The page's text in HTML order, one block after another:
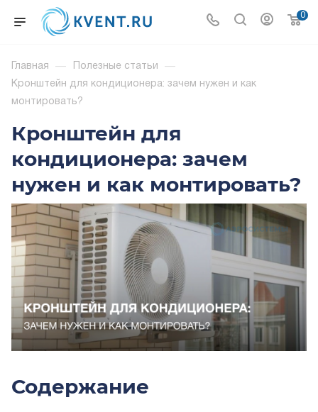
0
Главная — Полезные статьи —
Кронштейн для кондиционера: зачем нужен и как
монтировать?
Кронштейн для
кондиционера: зачем
нужен и как монтировать?
Содержание